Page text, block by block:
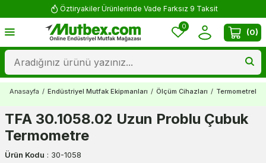
Öztiryakiler Ürünlerinde Vade Farksız 9 Taksit
0
(0)
Anasayfa / Endüstriyel Mutfak Ekipmanları / Ölçüm Cihazları / Termometreler
TFA 30.1058.02 Uzun Problu Çubuk
Termometre
Ürün Kodu : 30-1058